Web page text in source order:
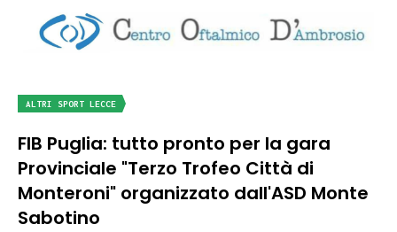
ALTRI SPORT LECCE
FIB Puglia: tutto pronto per la gara
Provinciale "Terzo Trofeo Città di
Monteroni" organizzato dall'ASD Monte
Sabotino